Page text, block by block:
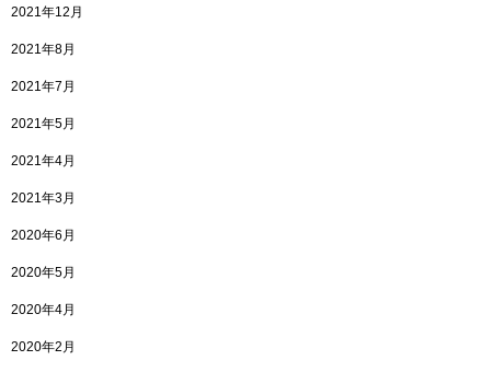
2021年12月
2021年8月
2021年7月
2021年5月
2021年4月
2021年3月
2020年6月
2020年5月
2020年4月
2020年2月